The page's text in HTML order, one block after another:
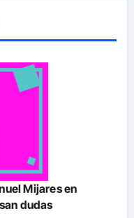
Mijares en
dudas